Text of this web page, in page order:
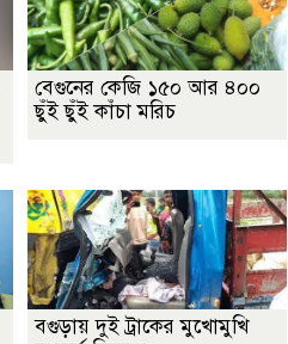
বেগুনের কেজি ১৫০ আর ৪০০
ছুঁই ছুঁই কাঁচা মরিচ
বগুড়ায় দুই ট্রাকের মুখোমুখি